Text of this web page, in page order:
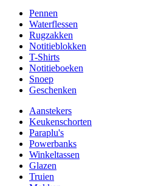
Pennen
Waterflessen
Rugzakken
Notitieblokken
T-Shirts
Notitieboeken
Snoep
Geschenken
Aanstekers
Keukenschorten
Paraplu's
Powerbanks
Winkeltassen
Glazen
Truien